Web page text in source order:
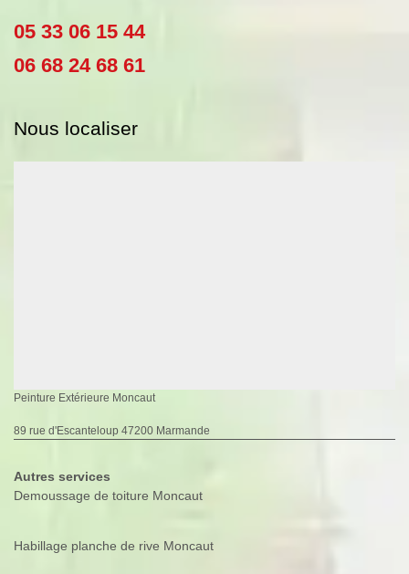
05 33 06 15 44
06 68 24 68 61
Nous localiser
Peinture Extérieure Moncaut
89 rue d'Escanteloup 47200 Marmande
Autres services
Demoussage de toiture Moncaut
Habillage planche de rive Moncaut